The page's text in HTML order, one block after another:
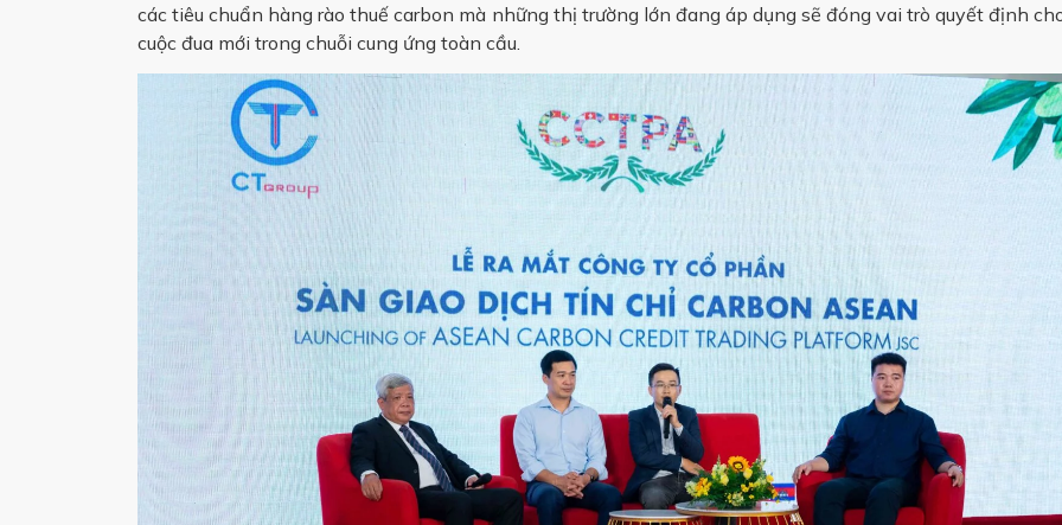
các tiêu chuẩn hàng rào thuế carbon mà những thị trường lớn đang áp dụng sẽ đóng vai trò quyết định
cuộc đua mới trong chuỗi cung ứng toàn cầu.